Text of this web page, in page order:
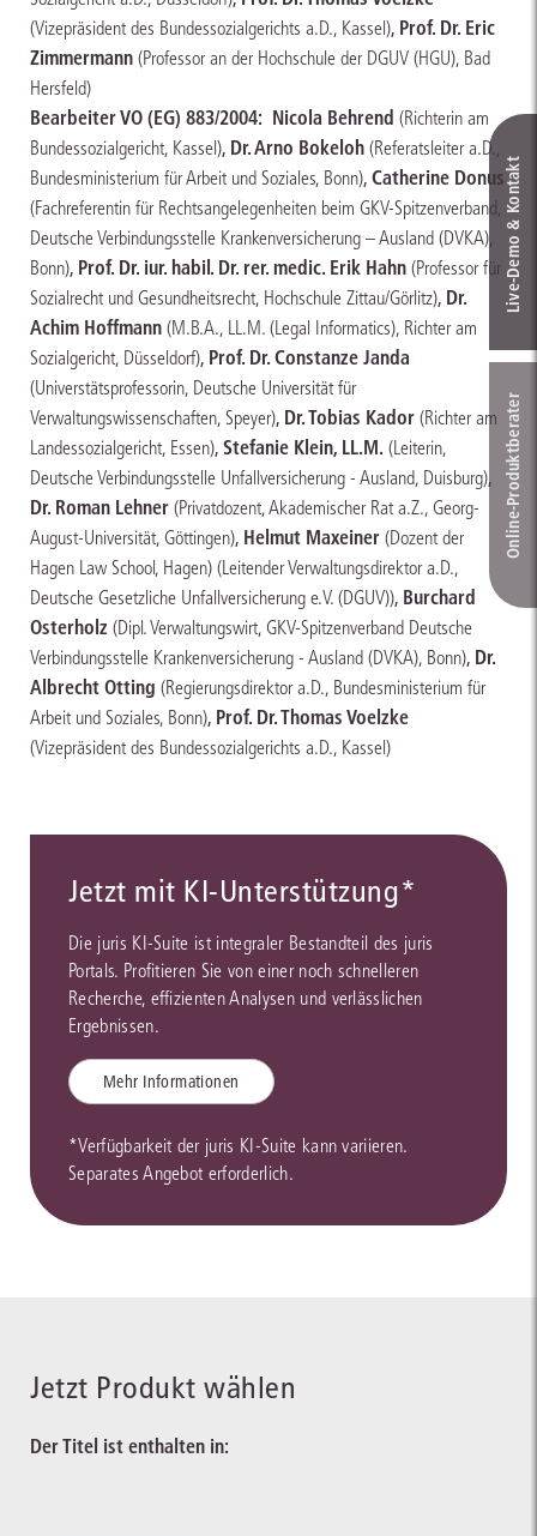
(Vizepräsident des Bundessozialgerichts a.D., Kassel), Prof. Dr. Eric
Zimmermann (Professor an der Hochschule der DGUV (HGU), Bad
Hersfeld)
Bearbeiter VO (EG) 883/2004: Nicola Behrend (Richterin am
Bundessozialgericht, Kassel), Dr. Arno Bokeloh (Referatsleiter a.D.,
Bundesministerium für Arbeit und Soziales, Bonn), Catherine Donus
(Fachreferentin für Rechtsangelegenheiten beim GKV-Spitzenverband,
Deutsche Verbindungsstelle Krankenversicherung – Ausland (DVKA),
Bonn), Prof. Dr. iur. habil. Dr. rer. medic. Erik Hahn (Professor für
Sozialrecht und Gesundheitsrecht, Hochschule Zittau/Görlitz), Dr.
Achim Hoffmann (M.B.A., LL.M. (Legal Informatics), Richter am
Sozialgericht, Düsseldorf), Prof. Dr. Constanze Janda
(Universtätsprofessorin, Deutsche Universität für
Verwaltungswissenschaften, Speyer), Dr. Tobias Kador (Richter am
Landessozialgericht, Essen), Stefanie Klein, LL.M. (Leiterin,
Deutsche Verbindungsstelle Unfallversicherung - Ausland, Duisburg),
Dr. Roman Lehner (Privatdozent, Akademischer Rat a.Z., Georg-
August-Universität, Göttingen), Helmut Maxeiner (Dozent der
Hagen Law School, Hagen) (Leitender Verwaltungsdirektor a.D.,
Deutsche Gesetzliche Unfallversicherung e.V. (DGUV)), Burchard
Osterholz (Dipl. Verwaltungswirt, GKV-Spitzenverband Deutsche
Verbindungsstelle Krankenversicherung - Ausland (DVKA), Bonn), Dr.
Albrecht Otting (Regierungsdirektor a.D., Bundesministerium für
Arbeit und Soziales, Bonn), Prof. Dr. Thomas Voelzke
(Vizepräsident des Bundessozialgerichts a.D., Kassel)
Jetzt mit KI-Unterstützung*
Die juris KI-Suite ist integraler Bestandteil des juris
Portals. Profitieren Sie von einer noch schnelleren
Recherche, effizienten Analysen und verlässlichen
Ergebnissen.
Mehr Informationen
*Verfügbarkeit der juris KI-Suite kann variieren.
Separates Angebot erforderlich.
Jetzt Produkt wählen
Der Titel ist enthalten in:
Live‑Demo & Kontakt
Online-Produkt­berater